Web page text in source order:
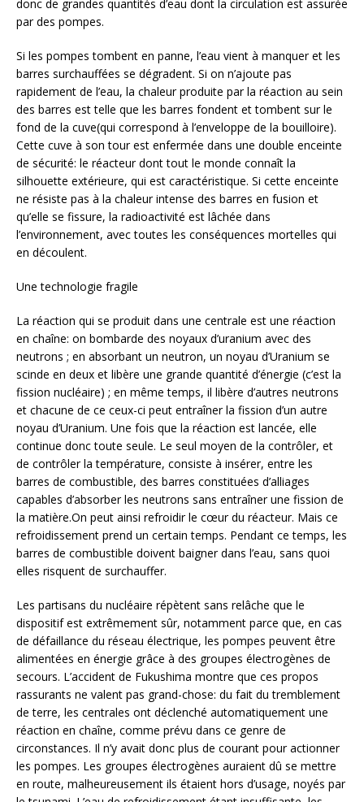
donc de grandes quantités d’eau dont la circulation est assurée
par des pompes.
Si les pompes tombent en panne, l’eau vient à manquer et les
barres surchauffées se dégradent. Si on n’ajoute pas
rapidement de l’eau, la chaleur produite par la réaction au sein
des barres est telle que les barres fondent et tombent sur le
fond de la cuve(qui correspond à l’enveloppe de la bouilloire).
Cette cuve à son tour est enfermée dans une double enceinte
de sécurité: le réacteur dont tout le monde connaît la
silhouette extérieure, qui est caractéristique. Si cette enceinte
ne résiste pas à la chaleur intense des barres en fusion et
qu’elle se fissure, la radioactivité est lâchée dans
l’environnement, avec toutes les conséquences mortelles qui
en découlent.
Une technologie fragile
La réaction qui se produit dans une centrale est une réaction
en chaîne: on bombarde des noyaux d’uranium avec des
neutrons ; en absorbant un neutron, un noyau d’Uranium se
scinde en deux et libère une grande quantité d’énergie (c’est la
fission nucléaire) ; en même temps, il libère d’autres neutrons
et chacune de ce ceux-ci peut entraîner la fission d’un autre
noyau d’Uranium. Une fois que la réaction est lancée, elle
continue donc toute seule. Le seul moyen de la contrôler, et
de contrôler la température, consiste à insérer, entre les
barres de combustible, des barres constituées d’alliages
capables d’absorber les neutrons sans entraîner une fission de
la matière.On peut ainsi refroidir le cœur du réacteur. Mais ce
refroidissement prend un certain temps. Pendant ce temps, les
barres de combustible doivent baigner dans l’eau, sans quoi
elles risquent de surchauffer.
Les partisans du nucléaire répètent sans relâche que le
dispositif est extrêmement sûr, notamment parce que, en cas
de défaillance du réseau électrique, les pompes peuvent être
alimentées en énergie grâce à des groupes électrogènes de
secours. L’accident de Fukushima montre que ces propos
rassurants ne valent pas grand-chose: du fait du tremblement
de terre, les centrales ont déclenché automatiquement une
réaction en chaîne, comme prévu dans ce genre de
circonstances. Il n’y avait donc plus de courant pour actionner
les pompes. Les groupes électrogènes auraient dû se mettre
en route, malheureusement ils étaient hors d’usage, noyés par